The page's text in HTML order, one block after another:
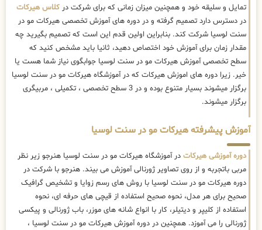
تمایل و سلیقه خود و همچنین میزان زمانی که برای شرکت در کلاس هیرکات
در دسترس دارد تصمیم گرفته و در دوره های آموزش تخصصی هیرکات مو در
سنت لوسیا شرکت کند. بنابراین اولین قدم این است که تصمیم بگیرید چه
مقدار زمان برای آموزش خود اختصاص دهید، ثانیا باید مشخص کنید که
سطح تخصصی آموزش هیرکات مو در سنت لوسیا جوابگوی نیاز شما هست یا
خیر. زیرا دوره های اموزش هیرکات که در آموزشگاه هیرکات مو در سنت لوسیا
برگزار میشوند بسیار متنوع بوده و در 3 سطح تخصصی ، تکمیلی ، مربیگری
برگزار میشوند.
آموزش پیشرفته هیرکات مو در سنت لوسیا
دوره آموزشی هیرکات در آموزشگاه هیرکات مو در سنت لوسیا هنرجو زیر نظر
مربی باتجربه و از روی تصاویر ژورنالی آموزش می بیند. هنرجو با شرکت در
دوره هیرکات مو در سنت لوسیا با روش های رسم زوایا و تشخیص گرافیک
صحیح برای هر مدل، نحوه صحیح استفاده از قیچی های حرفه ای، نحوه
استفاده از کلیپر و دیتیلر، کار با انواع شانه های موزر، باب ژورنالی و پیکسی
ژورنالی را می آموزد. همچنین در دوره آموزش هیرکات مو در سنت لوسیا ،